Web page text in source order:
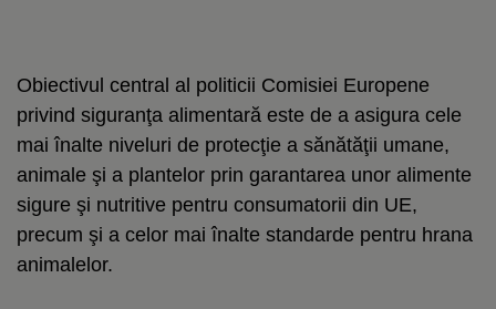
Obiectivul central al politicii Comisiei Europene
privind siguranţa alimentară este de a asigura cele
mai înalte niveluri de protecţie a sănătăţii umane,
animale şi a plantelor prin garantarea unor alimente
sigure şi nutritive pentru consumatorii din UE,
precum şi a celor mai înalte standarde pentru hrana
animalelor.